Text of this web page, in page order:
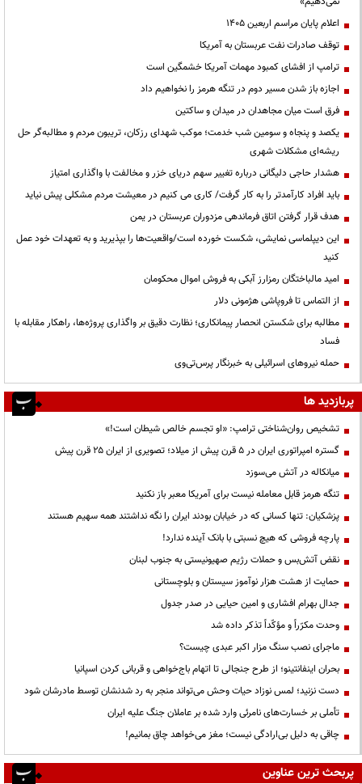
اعلام پایان مراسم اربعین ۱۴۰۵
توقف صادرات نفت عربستان به آمریکا
ترامپ از افشای کمبود مهمات آمریکا خشمگین است
اجازه باز شدن مسیر دوم در تنگه هرمز را نخواهیم داد
فرق است میان مجاهدان در میدان و ساکتین
یکصد و پنجاه و سومین شب خدمت؛ موکب شهدای رزکان، تریبون مردم و مطالبه‌گر حل
ریشه‌ای مشکلات شهری
هشدار حاجی دلیگانی درباره تغییر سهم دریای خزر و مخالفت با واگذاری امتیاز
باید افراد کارآمدتر را به کار گرفت/ کاری می کنیم در معیشت مردم مشکلی پیش نیاید
هدف قرار گرفتن اتاق‌ فرماندهی مزدوران عربستان در یمن
این دیپلماسی نمایشی، شکست خورده است/واقعیت‌ها را بپذیرید و به تعهدات خود عمل
کنید
امید مالباختگان رمزارز آبکی به فروش اموال محکومان
از التماس تا فروپاشی هژمونی دلار
مطالبه برای شکستن انحصار پیمانکاری؛ نظارت دقیق بر واگذاری پروژه‌ها، راهکار مقابله با
فساد
حمله نیروهای اسرائیلی به خبرنگار پرس‌تی‌وی
پربازدید ها
تشخیص روان‌شناختی ترامپ: «او تجسم خالص شیطان است!»
گستره امپراتوری ایران در ۵ قرن پیش از میلاد؛ تصویری از ایران ۲۵ قرن پیش
میانکاله در آتش می‌سوزد
تنگه هرمز قابل معامله نیست برای آمریکا معبر باز نکنید
پزشکیان: تنها کسانی که در خیابان بودند ایران را نگه نداشتند همه سهیم هستند
پارچه فروشی که هیچ نسبتی با بانک آینده ندارد!
نقض آتش‌بس و حملات رژیم صهیونیستی به جنوب لبنان
حمایت از هشت هزار نوآموز سیستان و بلوچستانی
جدال بهرام افشاری و امین حیایی در صدر جدول
وحدت مکرّراً و مؤکّداً تذکر داده شد
ماجرای نصب سنگ مزار اکبر عبدی چیست؟
بحران اینفانتینو؛ از طرح جنجالی تا اتهام باج‌خواهی و قربانی کردن اسپانیا
دست نزنید؛ لمس نوزاد حیات وحش می‌تواند منجر به رد شدنشان توسط مادرشان شود
تأملی بر خسارت‌های نامرئی وارد شده بر عاملان جنگ علیه ایران
چاقی به دلیل بی‌ارادگی نیست؛ مغز می‌خواهد چاق بمانیم!
پربحث ترین عناوین